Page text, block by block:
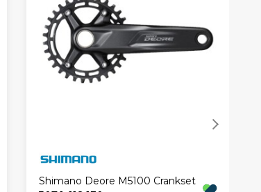
Shimano Deore M5100 Crankset